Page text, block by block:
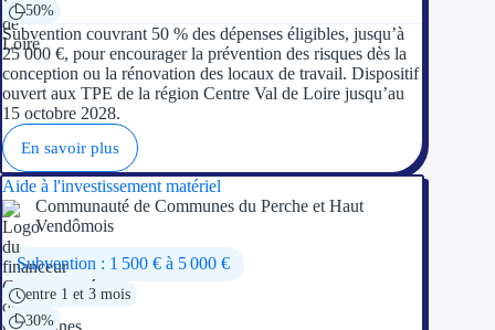
50%
Subvention couvrant 50 % des dépenses éligibles, jusqu’à
25 000 €, pour encourager la prévention des risques dès la
conception ou la rénovation des locaux de travail. Dispositif
ouvert aux TPE de la région Centre Val de Loire jusqu’au
15 octobre 2028.
En savoir plus
Aide à l'investissement matériel
Communauté de Communes du Perche et Haut
Vendômois
Subvention : 1 500 € à 5 000 €
entre 1 et 3 mois
30%